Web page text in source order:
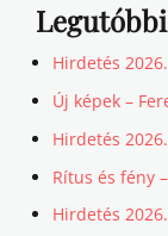
Hirdetés
Új képek –
Hirdetés
Rítus és fény
Hirdetés